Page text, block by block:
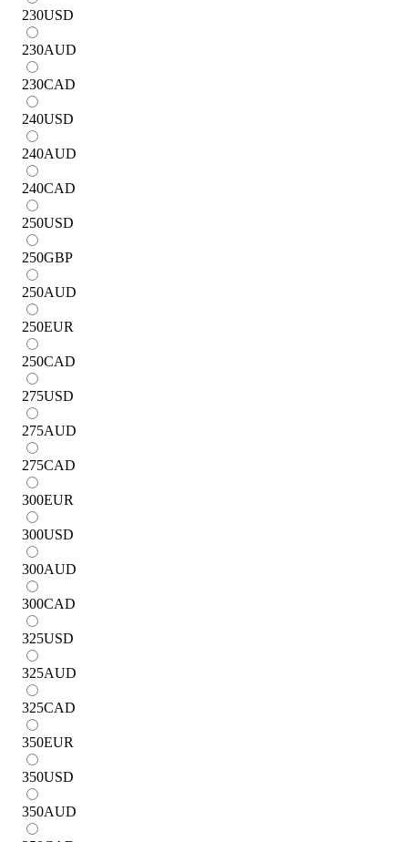
230USD
230AUD
230CAD
240USD
240AUD
240CAD
250USD
250GBP
250AUD
250EUR
250CAD
275USD
275AUD
275CAD
300EUR
300USD
300AUD
300CAD
325USD
325AUD
325CAD
350EUR
350USD
350AUD